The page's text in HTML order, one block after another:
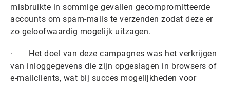
misbruikte in sommige gevallen gecompromitteerde
accounts om spam-mails te verzenden zodat deze er
zo geloofwaardig mogelijk uitzagen.
· Het doel van deze campagnes was het verkrijgen
van inloggegevens die zijn opgeslagen in browsers of
e-mailclients, wat bij succes mogelijkheden voor